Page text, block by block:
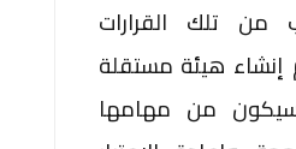
تلك القرارات
إنشاء هيئة مستقلة
سيكون من مهامها